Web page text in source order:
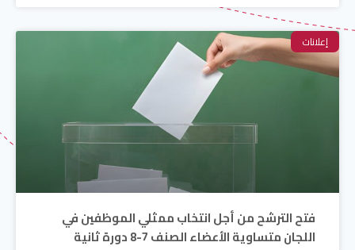
إعلانات
فتح الترشح من أجل انتخاب ممثلي الموظفين في
اللجان متساوية الأعضاء الصنف 7-8 دورة ثانية